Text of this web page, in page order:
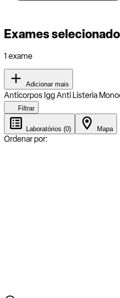
Exames
1 exame
Adicionar mais
Anticorpos Igg Anti Listeria
Filtrar
Laboratórios (0) Mapa
Ordenar por: